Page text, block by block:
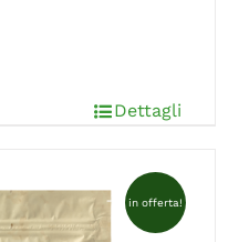
Dettagli
in offerta!